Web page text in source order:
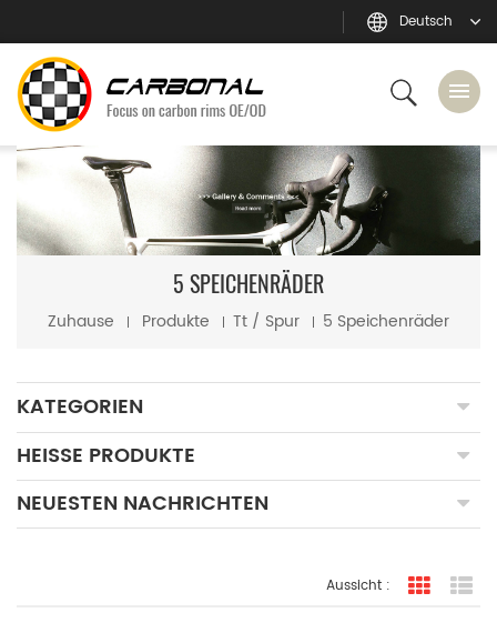
Deutsch
5 SPEICHENRÄDER
Zuhause Produkte Tt / Spur 5 Speichenräder
KATEGORIEN
HEISSE PRODUKTE
NEUESTEN NACHRICHTEN
Aussicht :